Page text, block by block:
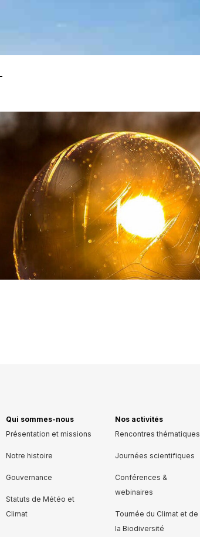
Qui sommes-nous
Présentation et missions
Notre histoire
Gouvernance
Statuts de Météo et
Climat
Nos activités
Rencontres thématiques
Journées scientifiques
Conférences &
webinaires
Tournée du Climat et de
la Biodiversité